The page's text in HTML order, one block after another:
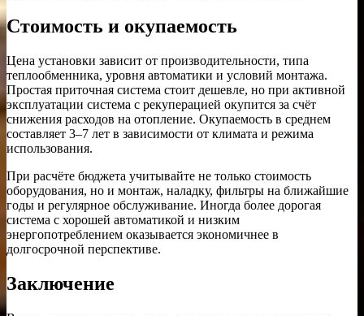
Стоимость и окупаемость
Цена установки зависит от производительности, типа
теплообменника, уровня автоматики и условий монтажа.
Простая приточная система стоит дешевле, но при активной
эксплуатации система с рекуперацией окупится за счёт
снижения расходов на отопление. Окупаемость в среднем
составляет 3–7 лет в зависимости от климата и режима
использования.
При расчёте бюджета учитывайте не только стоимость
оборудования, но и монтаж, наладку, фильтры на ближайшие
годы и регулярное обслуживание. Иногда более дорогая
система с хорошей автоматикой и низким
энергопотреблением оказывается экономичнее в
долгосрочной перспективе.
Заключение